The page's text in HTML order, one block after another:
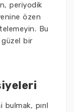
periyodik
özen
Bu
güzel bir
pırıl